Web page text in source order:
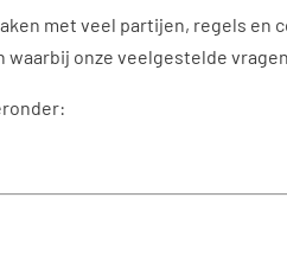
met veel partijen, regels
onze veelgestelde